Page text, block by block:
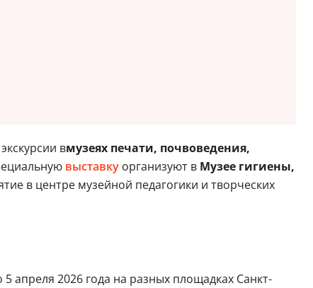
вмузеях печати, почвоведения,
выставкуорганизуют в Музее гигиены,
в центре музейной педагогики и творческих
апреля 2026 года на разных площадках Санкт-